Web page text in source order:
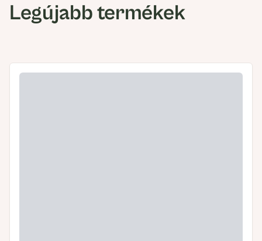
Legújabb termékek